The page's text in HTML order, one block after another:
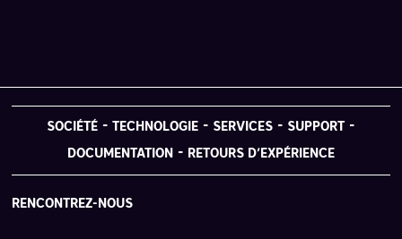
SOCIÉTÉ TECHNOLOGIE SERVICES SUPPORT
DOCUMENTATION RETOURS D’EXPÉRIENCE
RENCONTREZ-NOUS